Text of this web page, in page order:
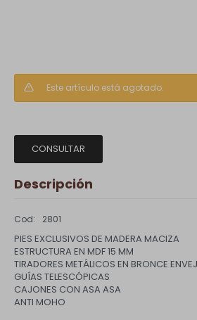
Este artículo está agotado.
CONSULTAR
Descripción
2801
PIES EXCLUSIVOS DE MADERA MACIZA
ESTRUCTURA EN MDF 15 MM
TIRADORES METÁLICOS EN BRONCE
GUÍAS TELESCÓPICAS
CAJONES CON ASA ASA
ANTI MOHO